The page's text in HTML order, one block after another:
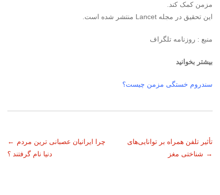
مزمن کمک کند.
این تحقیق در مجله Lancet منتشر شده است.
منبع : روزنامه تلگراف
بیشتر بخوانید
سندروم خستگی مزمن چیست؟
ناوبری
← چرا ایرانیان عصبانی‌ ترین مردم
دنیا نام گرفتند ؟
تأثیر تلفن همراه بر توانایی‌های
شناختی مغز →